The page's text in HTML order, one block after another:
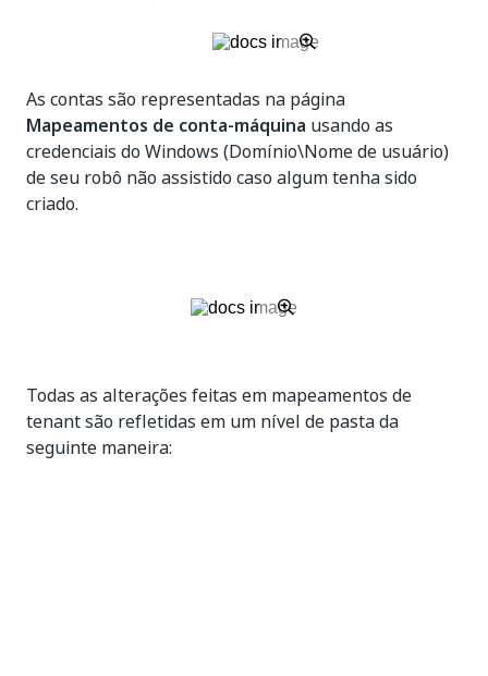
As contas são representadas na página
Mapeamentos de conta-máquina usando as
credenciais do Windows (Domínio\Nome de usuário)
de seu robô não assistido caso algum tenha sido
criado.
Todas as alterações feitas em mapeamentos de
tenant são refletidas em um nível de pasta da
seguinte maneira: